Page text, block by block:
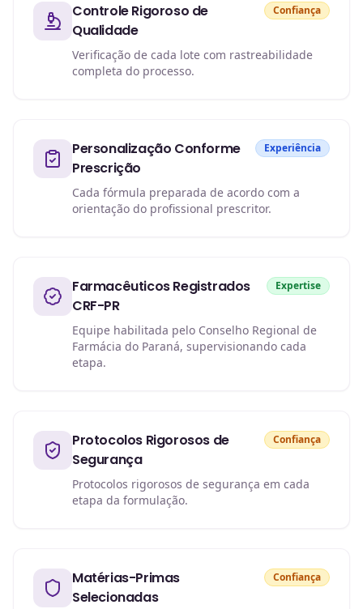
Controle Rigoroso de
Qualidade
Confiança
Verificação de cada lote com rastreabilidade
completa do processo.
Personalização Conforme
Prescrição
Experiência
Cada fórmula preparada de acordo com a
orientação do profissional prescritor.
Farmacêuticos Registrados
CRF-PR
Expertise
Equipe habilitada pelo Conselho Regional de
Farmácia do Paraná, supervisionando cada
etapa.
Protocolos Rigorosos de
Segurança
Confiança
Protocolos rigorosos de segurança em cada
etapa da formulação.
Matérias-Primas
Selecionadas
Confiança